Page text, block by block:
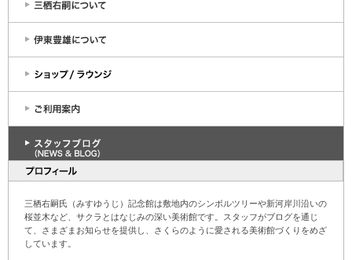
三栖右嗣氏（みすゆうじ）記念館は敷地内のシンボルツリーや新河岸川沿いの
桜並木など、サクラとはなじみの深い美術館です。スタッフがブログを通じ
て、さまざまお知らせを提供し、さくらのように愛される美術館づくりをめざ
しています。